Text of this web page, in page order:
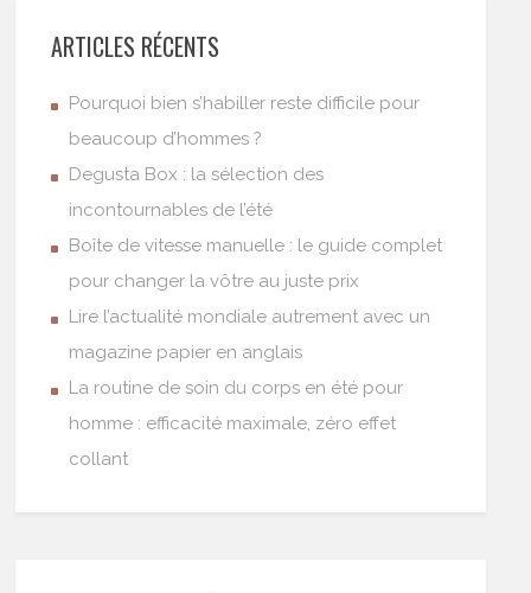
ARTICLES RÉCENTS
Pourquoi bien s’habiller reste difficile pour
beaucoup d’hommes ?
Degusta Box : la sélection des
incontournables de l’été
Boîte de vitesse manuelle : le guide complet
pour changer la vôtre au juste prix
Lire l’actualité mondiale autrement avec un
magazine papier en anglais
La routine de soin du corps en été pour
homme : efficacité maximale, zéro effet
collant